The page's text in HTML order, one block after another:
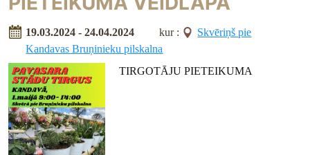
19.03.2024 - 24.04.2024 kur :
Skvēriņš pie
Kandavas Bruņinieku pilskalna
TIRGOTĀJU PIETEIKUMA